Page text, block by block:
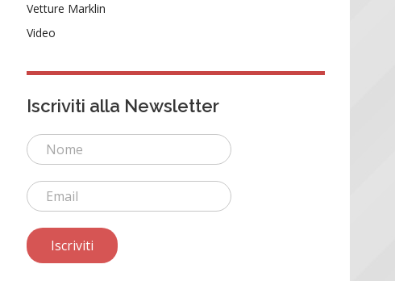
Vetture Marklin
Video
Iscriviti alla Newsletter